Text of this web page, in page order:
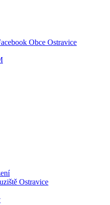
Obce Ostravice
Ostravice